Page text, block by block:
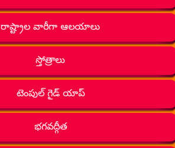
రాష్ట్రాల వారీగా ఆలయాలు
స్తోత్రాలు
టెంపుల్ గైడ్ యాప్
భగవద్గీత